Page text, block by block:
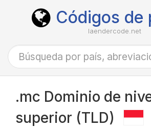
Códigos de
laendercode.net
.mc Dominio de
superior (TLD)